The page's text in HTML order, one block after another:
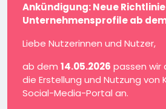
Ankündigung: Neue
Unternehmensprofile ab dem
Liebe Nutzerinnen und Nutzer,
ab dem 14.05.2026 passen wir
die Erstellung und Nutzung von
Social-Media-Portal an.